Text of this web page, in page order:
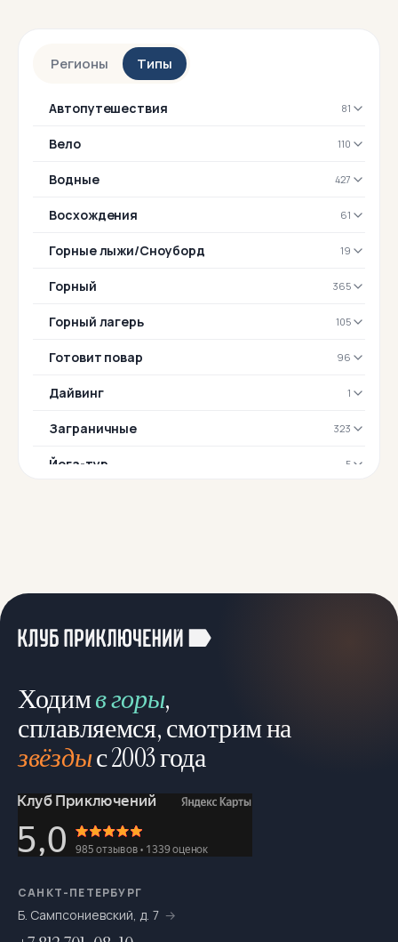
Регионы Типы
Автопутешествия 81
Вело 110
Водные 427
Восхождения 61
Горные лыжи/Сноуборд 19
Горный 365
Горный лагерь 105
Готовит повар 96
Дайвинг 1
Заграничные 323
Йога-тур 5
Можно с детьми
Молодёжный отдых
Мультитуры
На катамаранах
На каяках по Санкт-Петербургу
На морских каяках
Ходимв горы,
сплавляемся, смотрим на
звёздыс 2003 года
САНКТ-ПЕТЕРБУРГ
Б. Сампсониевский, д. 7